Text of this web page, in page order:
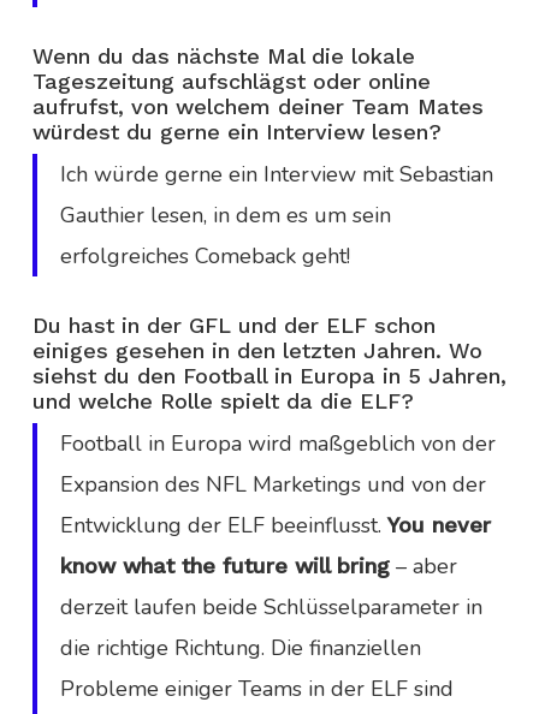
Wenn du das nächste Mal die lokale
Tageszeitung aufschlägst oder online
aufrufst, von welchem deiner Team Mates
würdest du gerne ein Interview lesen?
Ich würde gerne ein Interview mit Sebastian
Gauthier lesen, in dem es um sein
erfolgreiches Comeback geht!
Du hast in der GFL und der ELF schon
einiges gesehen in den letzten Jahren. Wo
siehst du den Football in Europa in 5 Jahren,
und welche Rolle spielt da die ELF?
Football in Europa wird maßgeblich von der
Expansion des NFL Marketings und von der
Entwicklung der ELF beeinflusst.You never
know what the future will bring – aber
derzeit laufen beide Schlüsselparameter in
die richtige Richtung. Die finanziellen
Probleme einiger Teams in der ELF sind